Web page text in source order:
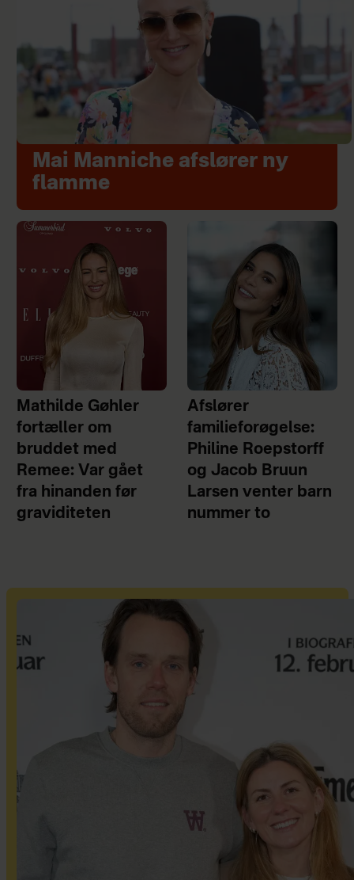
Mai Manniche afslører ny
flamme
Mathilde Gøhler
fortæller om
bruddet med
Remee: Var gået
fra hinanden før
graviditeten
Afslører
familieforøgelse:
Philine Roepstorff
og Jacob Bruun
Larsen venter barn
nummer to